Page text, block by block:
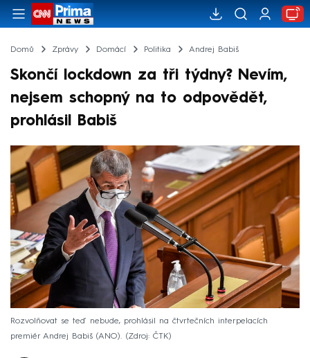
Domů Zprávy Domácí Politika Andrej Babiš
Skončí lockdown za tři týdny? Nevím,
nejsem schopný na to odpovědět,
prohlásil Babiš
Rozvolňovat se teď nebude, prohlásil na čtvrtečních interpelacích
premiér Andrej Babiš (ANO).
Zdroj: ČTK